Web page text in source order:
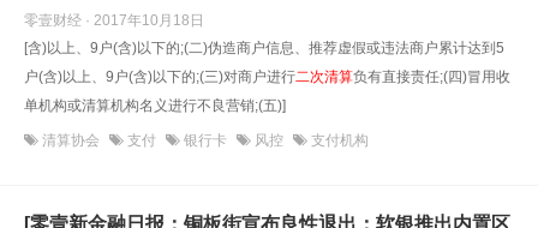
零壹财经 · 2017年10月18日
[含)以上、9户(含)以下的;(二)伪造商户信息、推荐虚假或违法商户累计达到5
户(含)以上、9户(含)以下的;(三)对商户进行二次清算负有直接责任;(四)冒用收
单机构或清算机构名义进行不良营销;(五)]
清算协会 支付 银行卡 风控 支付机构
[零壹新金融日报：铜板街宣布良性退出；软银推出内置区